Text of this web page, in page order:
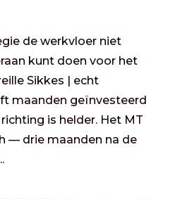
de werkvloer niet
kunt doen voor het
Sikkes | echt
maanden geïnvesteerd
is helder. Het MT
— drie maanden na de